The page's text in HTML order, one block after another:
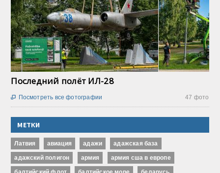
Последний полёт ИЛ-28
47 фото
 Посмотреть все фотографии
МЕТКИ
Латвия авиация адажи адажская база
адажский полигон армия армия сша в европе